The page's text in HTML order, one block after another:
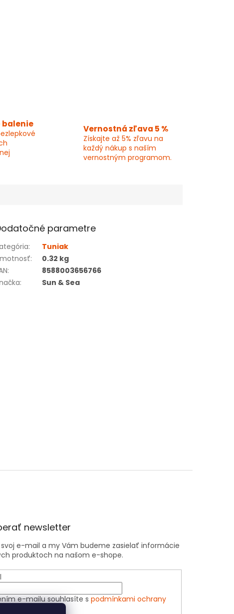
balenie Vernostná zľava 5 %
Získajte až 5% zľavu na
každý nákup s naším
vernostným programom.
parametre
:
Tuniak
:
0.32 kg
:
8588003656766
: Sun & Sea
newsletter
svoj e-mail a my Vám budeme zasielať informácie
produktoch na našom e-shope.
e-mailu souhlasíte spodmínkami ochrany